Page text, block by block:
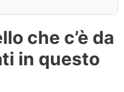
che c’è da
in questo